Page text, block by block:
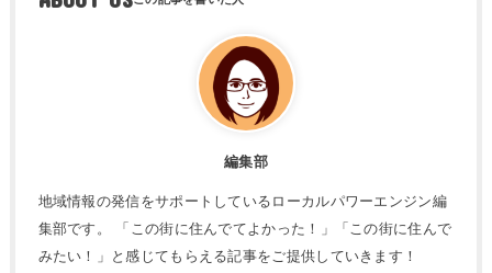
編集部
地域情報の発信をサポートしているローカルパワーエンジン編
集部です。 「この街に住んでてよかった！」「この街に住んで
みたい！」と感じてもらえる記事をご提供していきます！